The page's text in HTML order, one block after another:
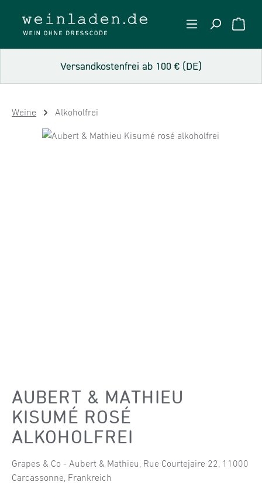
Zum Hauptinhalt springen
Versandkostenfrei ab 100 € (DE)
Weine Alkoholfrei
Bildergalerie überspringen
AUBERT & MATHIEU
KISUMÉ ROSÉ
ALKOHOLFREI
Grapes & Co - Aubert & Mathieu, Rue Courtejaire 22, 11000
Carcassonne, Frankreich